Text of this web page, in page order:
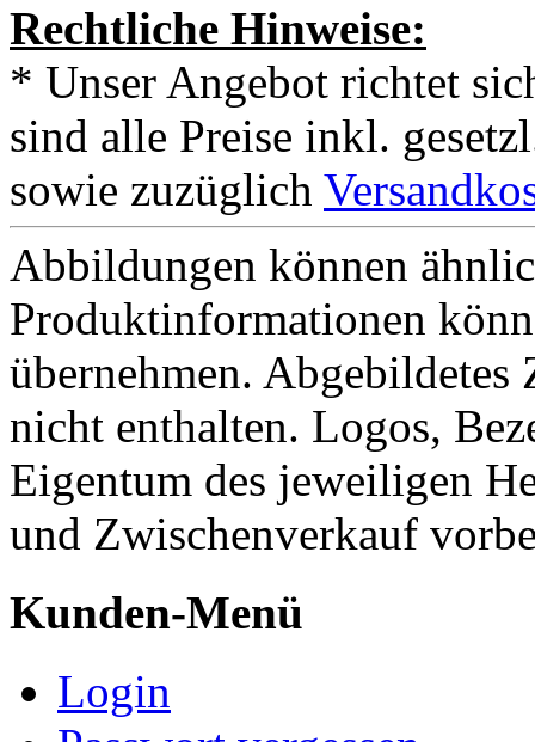
Rechtliche Hinweise:
* Unser Angebot richtet
sind alle Preise inkl.
sowie zuzüglich
Abbildungen können
Produktinformationen
übernehmen.
nicht enthalten. Logos,
Eigentum des jeweiligen
und Zwischenverkauf
Kunden-Menü
Login